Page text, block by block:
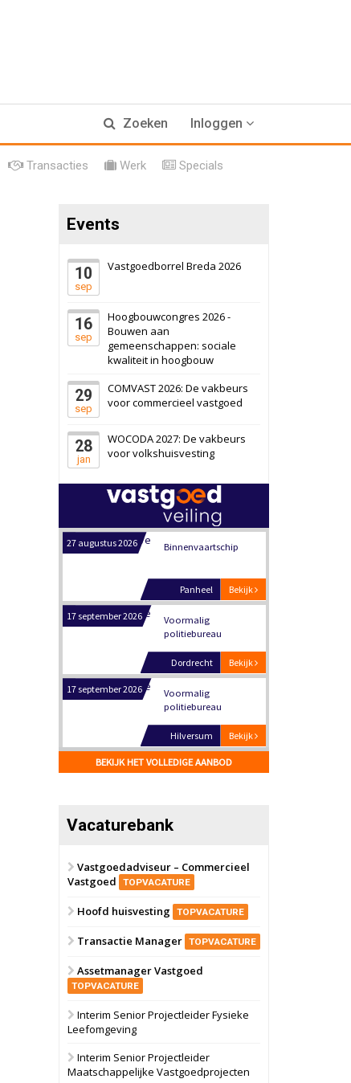
Zoeken Inloggen
Transacties Werk Specials
Events
10
sep
Vastgoedborrel Breda 2026
16
sep
Hoogbouwcongres 2026 -
Bouwen aan
gemeenschappen: sociale
kwaliteit in hoogbouw
29
sep
COMVAST 2026: De vakbeurs
voor commercieel vastgoed
28
jan
WOCODA 2027: De vakbeurs
voor volkshuisvesting
17 september 2026
Voormalig
politiebureau
6 oktober 2026 Transformatieobject
Schiedam
22 september 2026 Attractiepark
Bekijk
Oranje
28 september 2026
bedrijventerrein
Schuinesloot
27 augustus 2026 Binnenvaartschip
Bekijk
Panheel
17 september 2026
Voormalig
politiebureau
Bekijk
Dordrecht
17 september 2026
Voormalig
politiebureau
Bekijk
Hilversum
17 september 2026
Voormalig
Zwanenburg
6 oktober 2026 Transformatieobject
22 september 2026
28 september 2026
Grootschalig
bedrijventerrein
BEKIJK HET VOLLEDIGE AANBOD
Vacaturebank
Vastgoedadviseur – Commercieel
Vastgoed
TOPVACATURE
Hoofd huisvesting TOPVACATURE
Transactie Manager TOPVACATURE
Assetmanager Vastgoed
TOPVACATURE
Interim Senior Projectleider Fysieke
Leefomgeving
Interim Senior Projectleider
Maatschappelijke Vastgoedprojecten